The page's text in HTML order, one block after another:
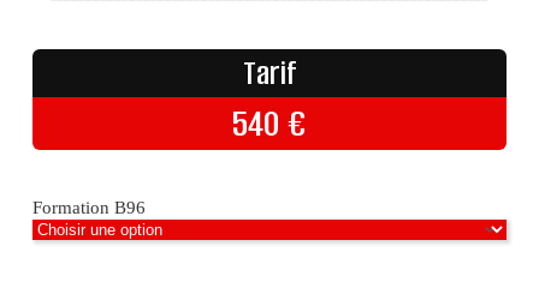
Tarif
540€
Formation B96